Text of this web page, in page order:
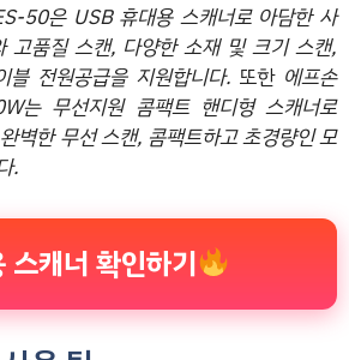
50은 USB 휴대용 스캐너로 아담한 사
고품질 스캔, 다양한 소재 및 크기 스캔,
블 전원공급을 지원합니다. 또한 에프손
는 무선지원 콤팩트 핸디형 스캐너로
벽한 무선 스캔, 콤팩트하고 초경량인 모
.
스캐너 확인하기